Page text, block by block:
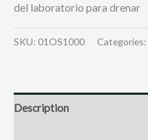
del laboratorio para drenar
SKU: 01OS1000 Categories:
Description